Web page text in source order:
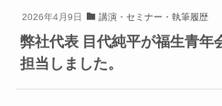
2026年4月9日 講演・セミナー・執筆履歴
弊社代表 目代純平が福生青年
担当しました。